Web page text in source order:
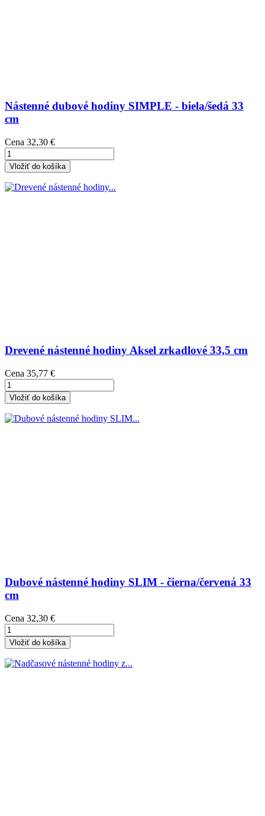
Nástenné dubové hodiny SIMPLE - biela/šedá 33
cm
Cena 32,30 €
Vložiť do košíka
Drevené nástenné hodiny Aksel zrkadlové 33,5 cm
Cena 35,77 €
Vložiť do košíka
Dubové nástenné hodiny SLIM - čierna/červená 33
cm
Cena 32,30 €
Vložiť do košíka